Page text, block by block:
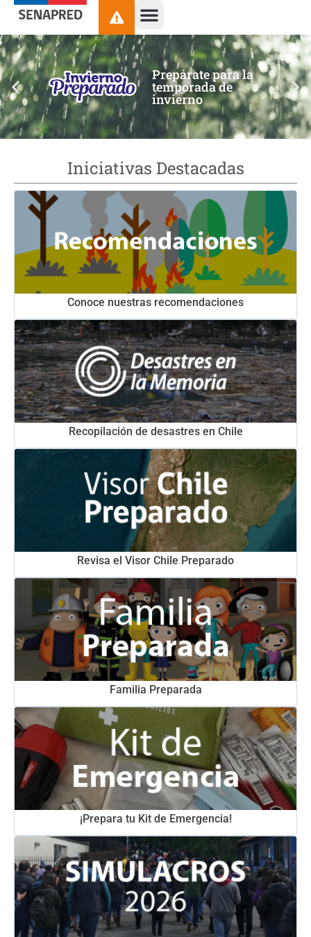
contenido
Prepárate para la
temporada de
invierno
Iniciativas Destacadas
Conoce nuestras recomendaciones
Recopilación de desastres en Chile
Revisa el Visor Chile Preparado
Familia Preparada
¡Prepara tu Kit de Emergencia!